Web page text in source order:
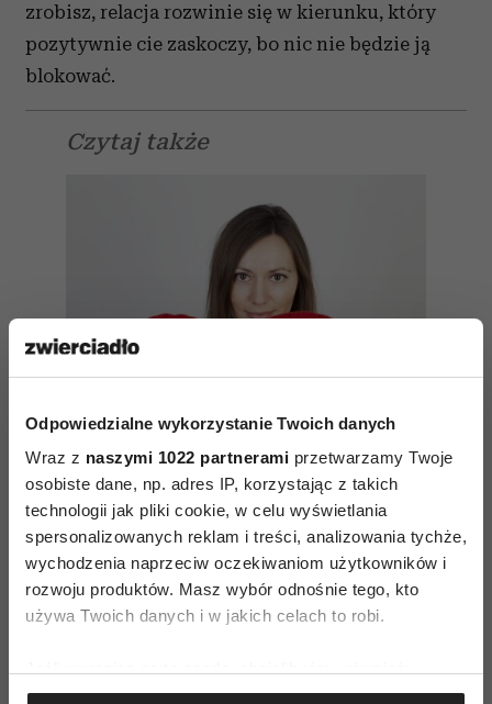
Odpowiedzialne wykorzystanie Twoich danych
Wraz z naszymi 1022 partnerami przetwarzamy Twoje
osobiste dane, np. adres IP, korzystając z takich
technologii jak pliki cookie, w celu wyświetlania
spersonalizowanych reklam i treści, analizowania tychże,
wychodzenia naprzeciw oczekiwaniom użytkowników i
rozwoju produktów. Masz wybór odnośnie tego, kto
używa Twoich danych i w jakich celach to robi.
Gromadzić dane dotyczące Twojej lokalizacji
zrobisz, relacja rozwinie się w kierunku, który
pozytywnie cie zaskoczy, bo nic nie będzie ją
blokować.
Czytaj także
3 błędy zakochanej kobiety